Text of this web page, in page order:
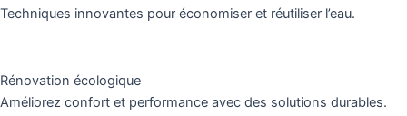
Techniques innovantes pour économiser et réutiliser l’eau.
Rénovation écologique
Améliorez confort et performance avec des solutions durables.